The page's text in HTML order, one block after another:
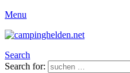
Menu
Search
Search for: